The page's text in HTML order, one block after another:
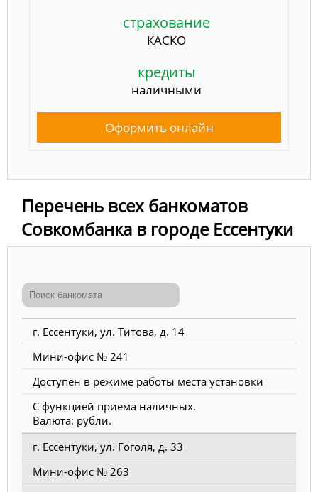
страхование
КАСКО
кредиты
наличными
Оформить онлайн
Перечень всех банкоматов
Совкомбанка в городе Ессентуки
г. Ессентуки, ул. Титова, д. 14
Мини-офис № 241
Доступен в режиме работы места установки
С функцией приема наличных.
Валюта: рубли.
г. Ессентуки, ул. Гоголя, д. 33
Мини-офис № 263